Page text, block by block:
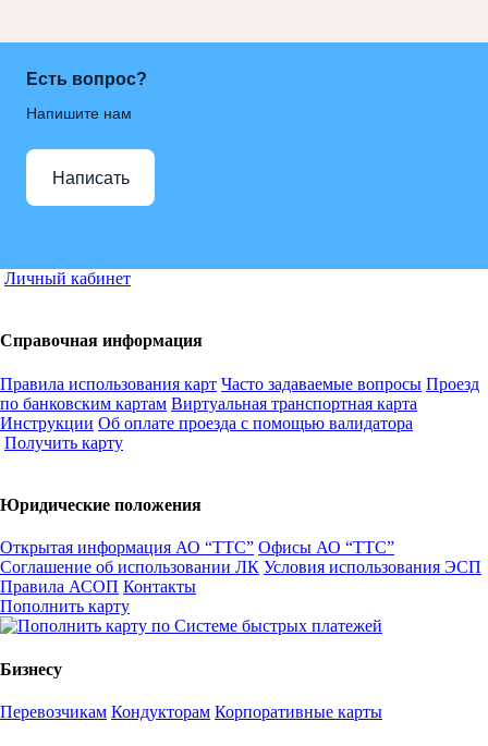
Есть вопрос?
Напишите нам
Написать
Личный кабинет
Справочная информация
Правила использования карт Часто задаваемые вопросы Проезд
по банковским картам Виртуальная транспортная карта
Инструкции Об оплате проезда с помощью валидатора
Получить карту
Юридические положения
Открытая информация АО “ТТС” Офисы АО “ТТС”
Соглашение об использовании ЛК Условия использования ЭСП
Правила АСОП Контакты
Пополнить карту
Бизнесу
Перевозчикам Кондукторам Корпоративные карты